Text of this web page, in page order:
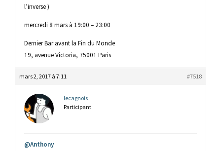
l’inverse )
mercredi 8 mars à 19:00 – 23:00
Dernier Bar avant la Fin du Monde
19, avenue Victoria, 75001 Paris
mars 2, 2017 à 7:11 #7518
lecagnois
Participant
@Anthony